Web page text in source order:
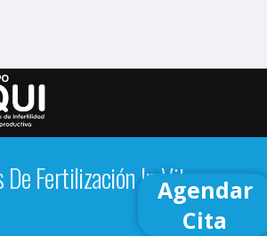
Iqui.ec
De Fertilización In VitroAgendar
Cita